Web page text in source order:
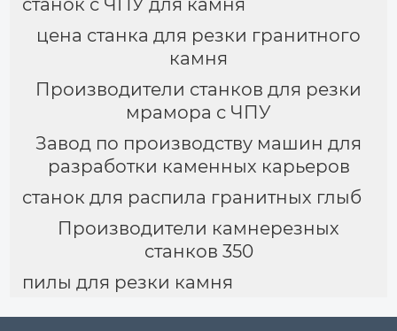
станок с ЧПУ для камня
цена станка для резки гранитного
камня
Производители станков для резки
мрамора с ЧПУ
Завод по производству машин для
разработки каменных карьеров
станок для распила гранитных глыб
Производители камнерезных
станков 350
пилы для резки камня